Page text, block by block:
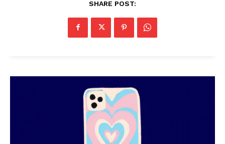
SHARE POST: